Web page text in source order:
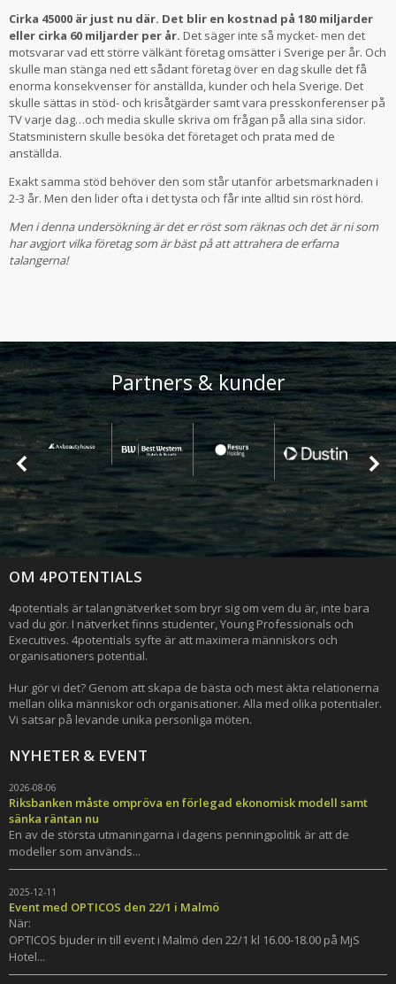
Cirka 45000 är just nu där. Det blir en kostnad på 180 miljarder
eller cirka 60 miljarder per år. Det säger inte så mycket- men det
motsvarar vad ett större välkänt företag omsätter i Sverige per år. Och
skulle man stänga ned ett sådant företag över en dag skulle det få
enorma konsekvenser för anställda, kunder och hela Sverige. Det
skulle sättas in stöd- och krisåtgärder samt vara presskonferenser på
TV varje dag…och media skulle skriva om frågan på alla sina sidor.
Statsministern skulle besöka det företaget och prata med de
anställda.
Exakt samma stöd behöver den som står utanför arbetsmarknaden i
2-3 år. Men den lider ofta i det tysta och får inte alltid sin röst hörd.
Men i denna undersökning är det er röst som räknas och det är ni som
har avgjort vilka företag som är bäst på att attrahera de erfarna
talangerna!
Partners & kunder
OM 4POTENTIALS
4potentials är talangnätverket som bryr sig om vem du är, inte bara
vad du gör. I nätverket finns studenter, Young Professionals och
Executives. 4potentials syfte är att maximera människors och
organisationers potential.
Hur gör vi det? Genom att skapa de bästa och mest äkta relationerna
mellan olika människor och organisationer. Alla med olika potentialer.
Vi satsar på levande unika personliga möten.
NYHETER & EVENT
2026-08-06
Riksbanken måste ompröva en förlegad ekonomisk modell samt
sänka räntan nu
En av de största utmaningarna i dagens penningpolitik är att de
modeller som används...
2025-12-11
Event med OPTICOS den 22/1 i Malmö
När:
OPTICOS bjuder in till event i Malmö den 22/1 kl 16.00-18.00 på MjS
Hotel...